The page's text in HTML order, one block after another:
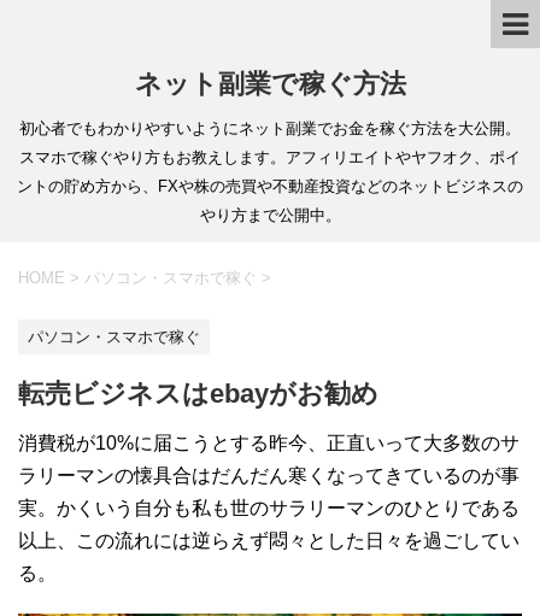
ネット副業で稼ぐ方法
初心者でもわかりやすいようにネット副業でお金を稼ぐ方法を大公開。
スマホで稼ぐやり方もお教えします。アフィリエイトやヤフオク、ポイ
ントの貯め方から、FXや株の売買や不動産投資などのネットビジネスの
やり方まで公開中。
HOME > パソコン・スマホで稼ぐ >
パソコン・スマホで稼ぐ
転売ビジネスはebayがお勧め
消費税が10%に届こうとする昨今、正直いって大多数のサ
ラリーマンの懐具合はだんだん寒くなってきているのが事
実。かくいう自分も私も世のサラリーマンのひとりである
以上、この流れには逆らえず悶々とした日々を過ごしてい
る。